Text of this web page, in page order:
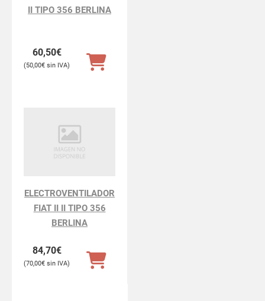
II TIPO 356 BERLINA
60,50€
50,00€
ELECTROVENTILADOR
FIAT II II TIPO 356
BERLINA
84,70€
70,00€